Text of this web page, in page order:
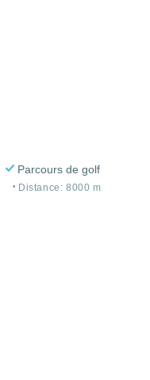
Parcours de golf
Distance: 8000 m